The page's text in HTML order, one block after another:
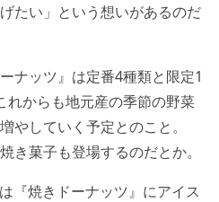
たい」という想いがあるのだ
ナッツ』は定番4種類と限定1
れからも地元産の季節の野菜
やしていく予定とのこと。
き菓子も登場するのだとか。
『焼きドーナッツ』にアイス